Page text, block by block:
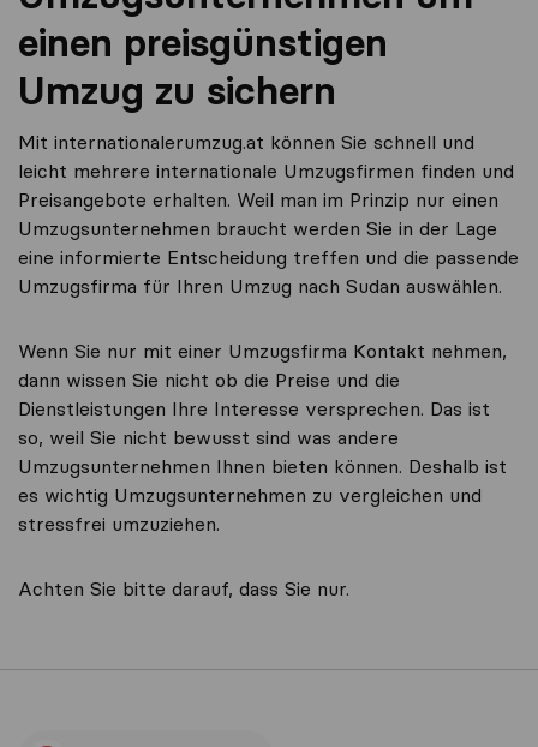
einen preisgünstigen
Umzug zu sichern
Mit internationalerumzug.at können Sie schnell und
leicht mehrere internationale Umzugsfirmen finden und
Preisangebote erhalten. Weil man im Prinzip nur einen
Umzugsunternehmen braucht werden Sie in der Lage
eine informierte Entscheidung treffen und die passende
Umzugsfirma für Ihren Umzug nach Sudan auswählen.
Wenn Sie nur mit einer Umzugsfirma Kontakt nehmen,
dann wissen Sie nicht ob die Preise und die
Dienstleistungen Ihre Interesse versprechen. Das ist
so, weil Sie nicht bewusst sind was andere
Umzugsunternehmen Ihnen bieten können. Deshalb ist
es wichtig Umzugsunternehmen zu vergleichen und
stressfrei umzuziehen.
Achten Sie bitte darauf, dass Sie nur.